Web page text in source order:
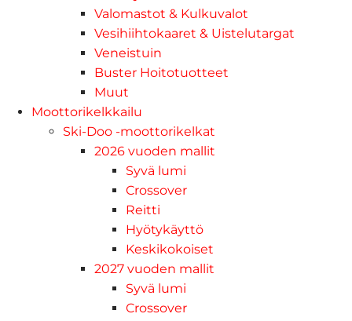
Valomastot & Kulkuvalot
Vesihiihtokaaret & Uistelutargat
Veneistuin
Buster Hoitotuotteet
Muut
Moottorikelkkailu
Ski-Doo -moottorikelkat
2026 vuoden mallit
Syvä lumi
Crossover
Reitti
Hyötykäyttö
Keskikokoiset
2027 vuoden mallit
Syvä lumi
Crossover